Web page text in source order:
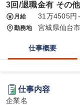
3回/退職金有 その
月給 31万4505円
勤務地 宮城県仙台
仕事概要
仕事内容
企業名